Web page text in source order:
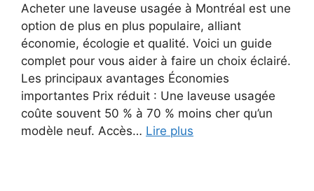
Acheter une laveuse usagée à Montréal est une
option de plus en plus populaire, alliant
économie, écologie et qualité. Voici un guide
complet pour vous aider à faire un choix éclairé.
Les principaux avantages Économies
importantes Prix réduit : Une laveuse usagée
coûte souvent 50 % à 70 % moins cher qu’un
modèle neuf. Accès… Lire plus